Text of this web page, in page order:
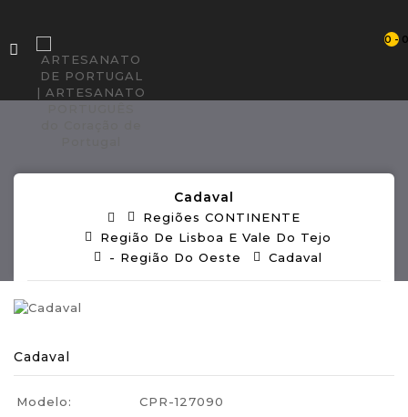
0 -
Cadaval
Regiões CONTINENTE
Região De Lisboa E Vale Do Tejo
- Região Do Oeste
Cadaval
Cadaval
Modelo:
CPR-127090